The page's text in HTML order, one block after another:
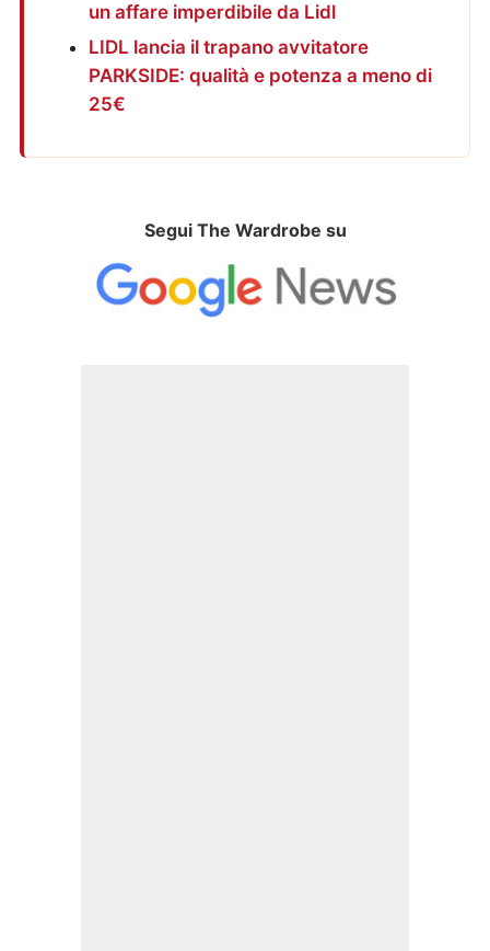
un affare imperdibile da Lidl
LIDL lancia il trapano avvitatore
PARKSIDE: qualità e potenza a meno di
25€
Segui The Wardrobe su